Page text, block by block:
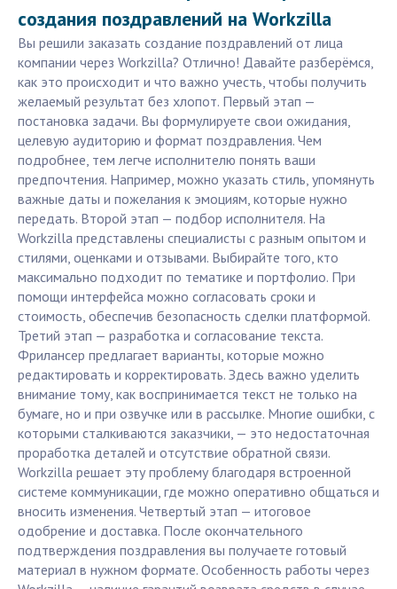
создания поздравлений на Workzilla
Вы решили заказать создание поздравлений от лица
компании через Workzilla? Отлично! Давайте разберёмся,
как это происходит и что важно учесть, чтобы получить
желаемый результат без хлопот. Первый этап —
постановка задачи. Вы формулируете свои ожидания,
целевую аудиторию и формат поздравления. Чем
подробнее, тем легче исполнителю понять ваши
предпочтения. Например, можно указать стиль, упомянуть
важные даты и пожелания к эмоциям, которые нужно
передать. Второй этап — подбор исполнителя. На
Workzilla представлены специалисты с разным опытом и
стилями, оценками и отзывами. Выбирайте того, кто
максимально подходит по тематике и портфолио. При
помощи интерфейса можно согласовать сроки и
стоимость, обеспечив безопасность сделки платформой.
Третий этап — разработка и согласование текста.
Фрилансер предлагает варианты, которые можно
редактировать и корректировать. Здесь важно уделить
внимание тому, как воспринимается текст не только на
бумаге, но и при озвучке или в рассылке. Многие ошибки, с
которыми сталкиваются заказчики, — это недостаточная
проработка деталей и отсутствие обратной связи.
Workzilla решает эту проблему благодаря встроенной
системе коммуникации, где можно оперативно общаться и
вносить изменения. Четвертый этап — итоговое
одобрение и доставка. После окончательного
подтверждения поздравления вы получаете готовый
материал в нужном формате. Особенность работы через